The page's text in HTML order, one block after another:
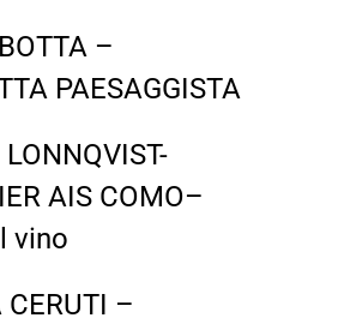
–
PAESAGGISTA
AIS COMO–
vino
CERUTI –